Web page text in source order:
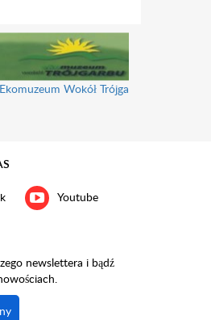
Ekomuzeum Wokół Trójgarbu
Youtube
newslettera i bądź